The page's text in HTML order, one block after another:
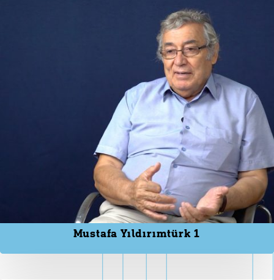
Mustafa Yıldırımtürk 1